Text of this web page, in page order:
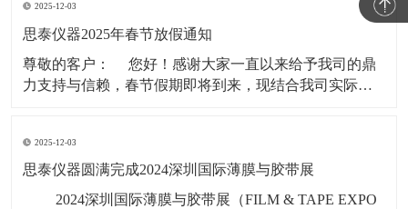
的高性能粘接材料展会品牌，
2025-12-03
思泰仪器2025年春节放假通知
​尊敬的客户： 您好！感谢大家一直以来给予我司的鼎
力支持与信赖，春节假期即将到来，现结合我司实际情
2025-12-03
思泰仪器圆满完成2024深圳国际薄膜与胶带展
​ 2024深圳国际薄膜与胶带展（FILM & TAPE EXPO